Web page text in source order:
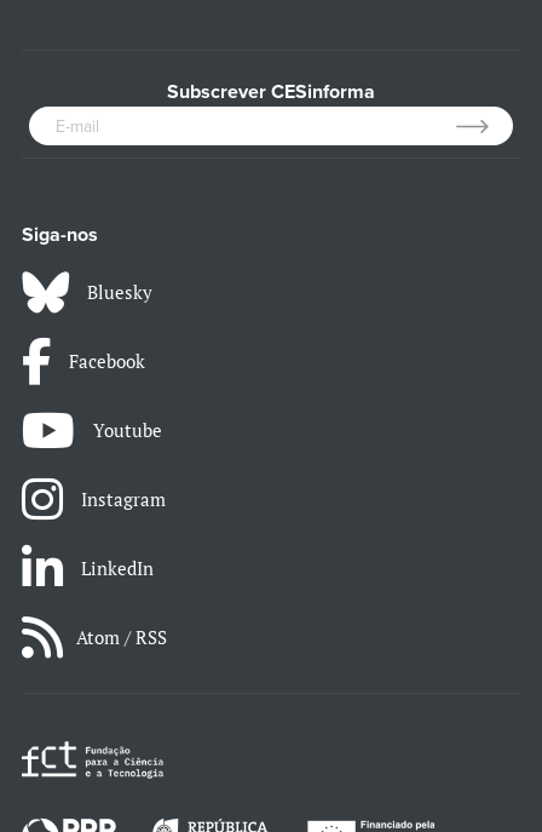
Subscrever CESinforma
Siga-nos
Bluesky
Facebook
Youtube
Instagram
LinkedIn
Atom / RSS